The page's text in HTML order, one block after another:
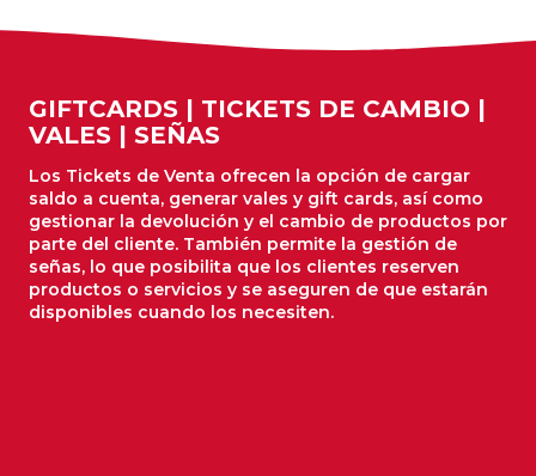
parte del cliente. También permite la gestión de
señas, lo que posibilita que los clientes reserven
disponibles cuando los necesiten.